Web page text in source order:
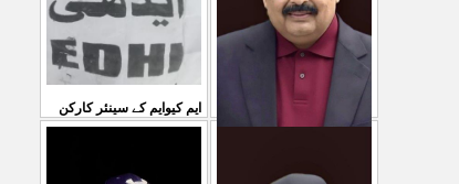
ایم کیوایم کے سینئر کارکن